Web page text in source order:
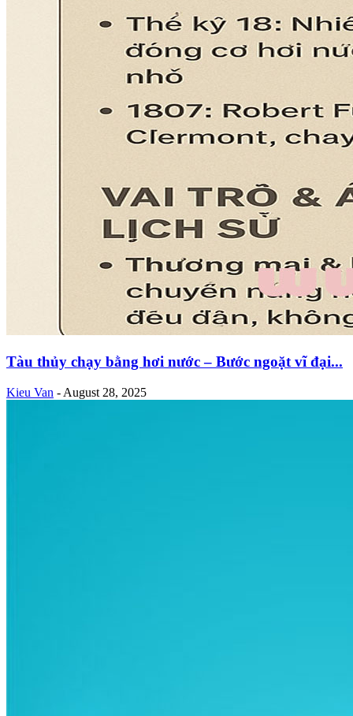
Tàu thủy chạy bằng hơi nước – Bước ngoặt vĩ đại...
Kieu Van - August 28, 2025